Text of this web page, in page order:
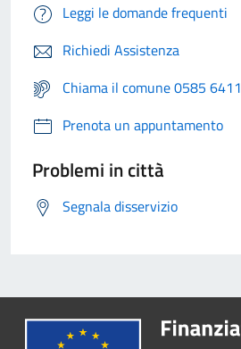
Leggi le domande frequenti
Richiedi Assistenza
Chiama il comune 0585 6411
Prenota un appuntamento
Problemi in città
Segnala disservizio